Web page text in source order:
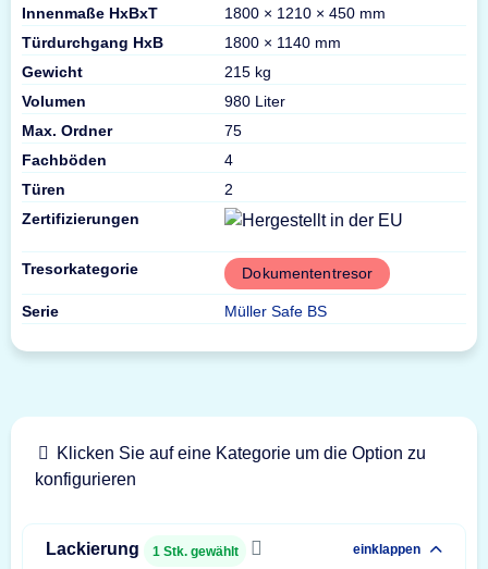
Innenmaße HxBxT
1800 × 1210 × 450 mm
Türdurchgang HxB
1800 × 1140 mm
Gewicht
215 kg
Volumen
980 Liter
Max. Ordner
75
Fachböden
4
Türen
2
Zertifizierungen
Tresorkategorie Dokumententresor
Serie Müller Safe BS
Klicken Sie auf eine Kategorie um die Option zu
konfigurieren
Lackierung 1 Stk. gewählt einklappen